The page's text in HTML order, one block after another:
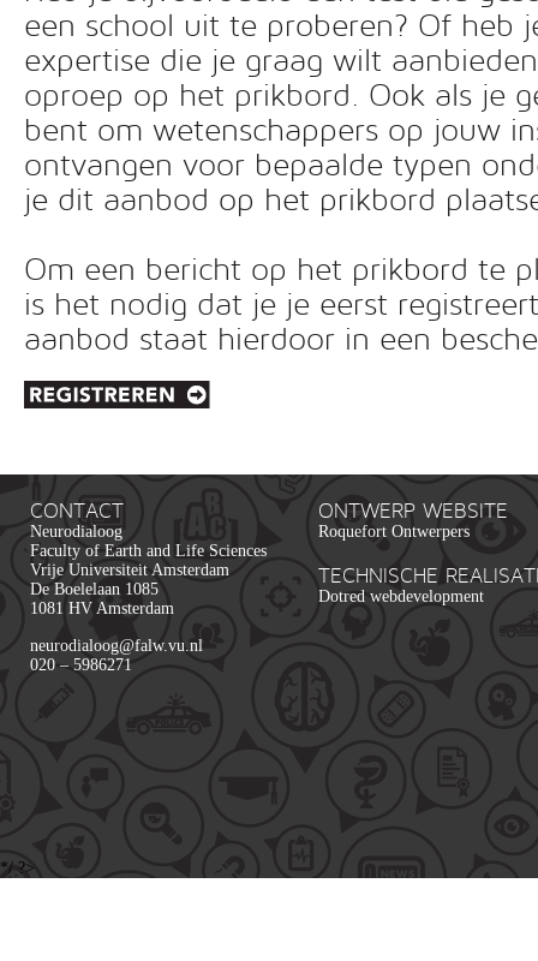
een school uit te proberen? Of heb
expertise die je graag wilt
oproep op het prikbord. Ook als je
bent om wetenschappers op jouw
ontvangen voor bepaalde typen
je dit aanbod op het prikbord
Om een bericht op het prikbord te
is het nodig dat je je eerst
aanbod staat hierdoor in een
CONTACT
Neurodialoog
Faculty of Earth and Life Sciences
Vrije Universiteit Amsterdam
De Boelelaan 1085
1081 HV Amsterdam
neurodialoog@falw.vu.nl
020 – 5986271
ONTWERP WEBSITE
Roquefort Ontwerpers
TECHNISCHE
Dotred webdevelopment
*/ ?>